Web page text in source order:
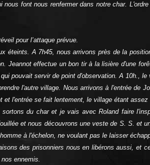
nous font nous renfermer dans notre char.
pour l’attaque prévue.
éteints. A 7h45, nous arrivons près de la
Jeannot effectue un bon tir à la lisière d'une
pouvait servir de point d'observation. A 10h.,
l'autre village. Nous arrivons à l'entrée de
et l'entrée se fait lentement, le village étant assez
sortons du char et je vais avec Roland faire
et nous découvrons une veste de S. S. et
à l'échelon, ne voulant pas le laisser
des prisonniers nous en libérons aussi, et
ennemis.